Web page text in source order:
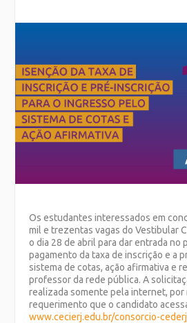
Os estudantes interessados em
mil e trezentas vagas do Vestibular
o dia 28 de abril para dar entrada no
pagamento da taxa de inscrição e a
sistema de cotas, ação afirmativa e
professor da rede pública. A
realizada somente pela internet, por
requerimento que o candidato
www.cecierj.edu.br/consorcio-